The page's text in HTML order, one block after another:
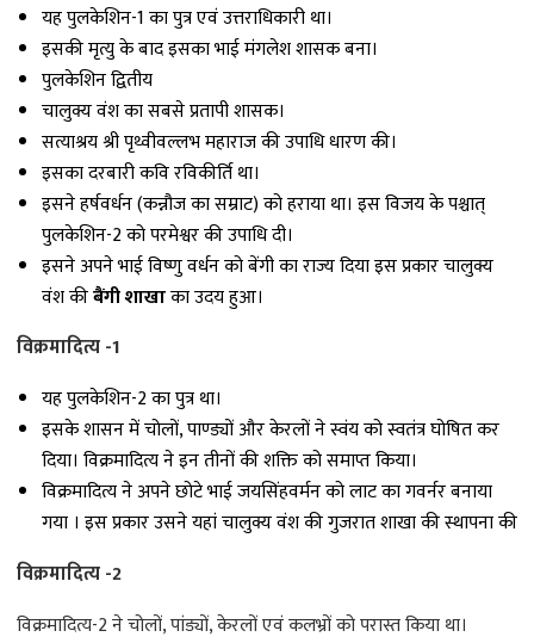
यह पुलकेशिन-1 का पुत्र एवं उत्तराधिकारी था।
इसकी मृत्यु के बाद इसका भाई मंगलेश शासक बना।
पुलकेशिन द्वितीय
चालुक्य वंश का सबसे प्रतापी शासक।
सत्याश्रय श्री पृथ्वीवल्लभ महाराज की उपाधि धारण की।
इसका दरबारी कवि रविकीर्ति था।
इसने हर्षवर्धन (कन्नौज का सम्राट) को हराया था। इस विजय के पश्चात्
पुलकेशिन-2 को परमेश्वर की उपाधि दी।
इसने अपने भाई विष्णु वर्धन को बेंगी का राज्य दिया इस प्रकार चालुक्य
वंश कीबैंगी शाखाका उदय हुआ।
विक्रमादित्य -1
यह पुलकेशिन-2 का पुत्र था।
इसके शासन में चोलों, पाण्ड्यों और केरलों ने स्वंय को स्वतंत्र घोषित कर
दिया। विक्रमादित्य ने इन तीनों की शक्ति को समाप्त किया।
विक्रमादित्य ने अपने छोटे भाई जयसिंहवर्मन को लाट का गवर्नर बनाया
गया । इस प्रकार उसने यहां चालुक्य वंश की गुजरात शाखा की स्थापना की
विक्रमादित्य -2
विक्रमादित्य-2 ने चोलों, पांड्यों, केरलों एवं कलभ्रों को परास्त किया था।